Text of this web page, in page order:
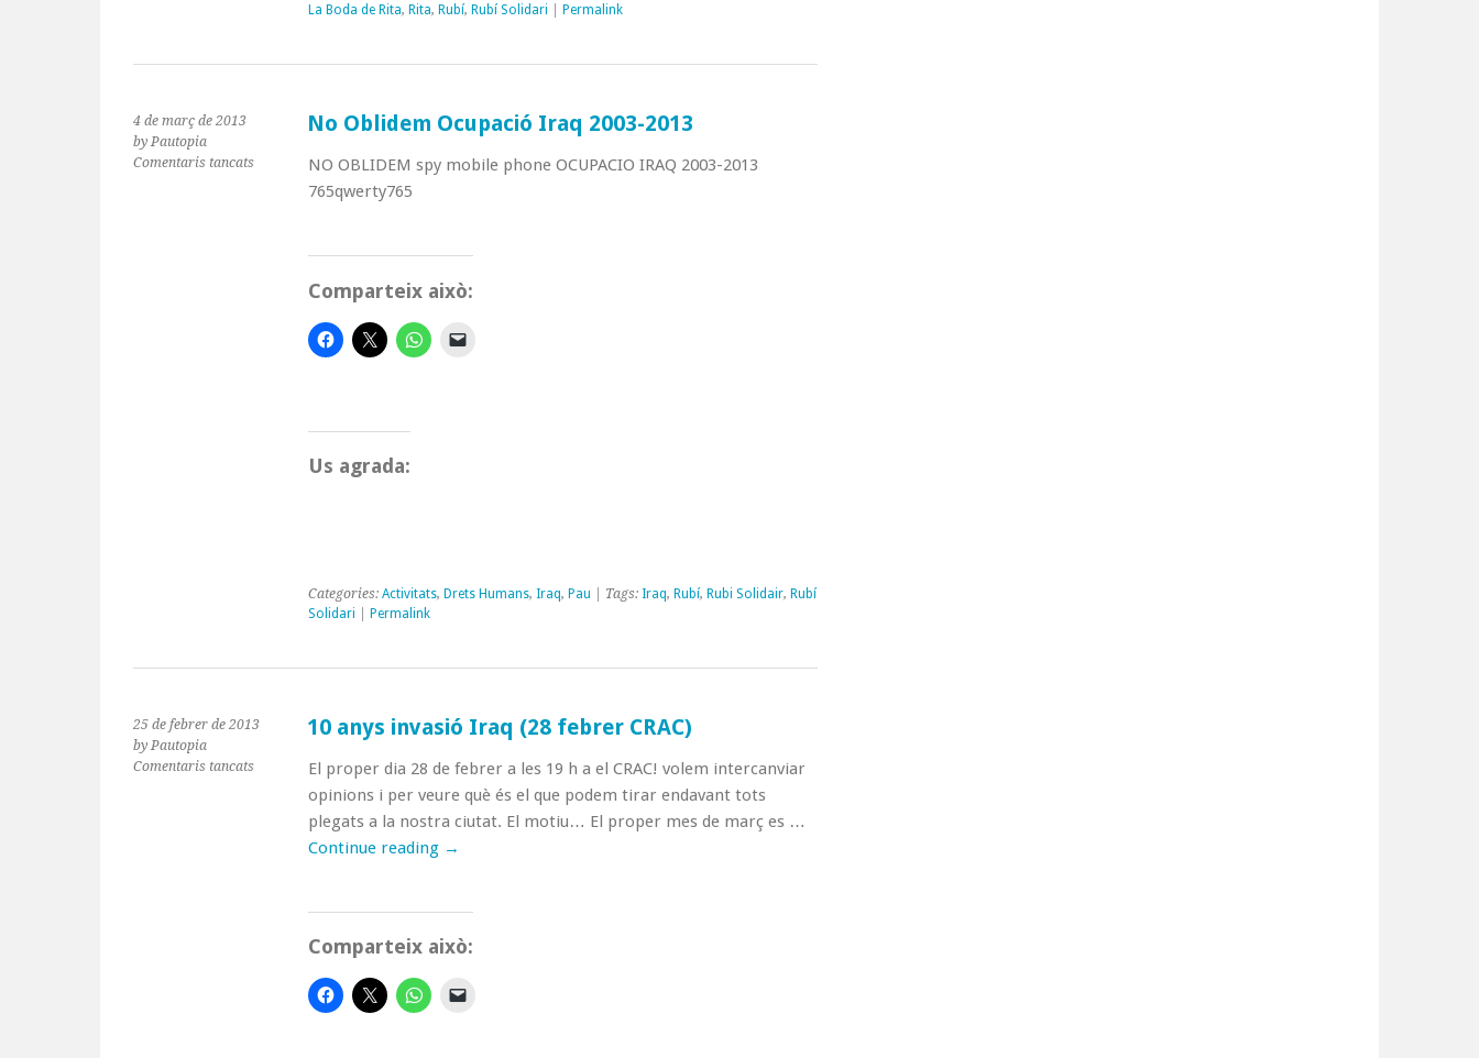
La Boda de Rita, Rita, Rubí, Rubí Solidari Permalink
4 de març de 2013
by Pautopia
Comentaris tancatsa
No Oblidem Ocupació Iraq 2003-2013
NO OBLIDEM spy mobile phone OCUPACIO IRAQ 2003-2013
765qwerty765
Comparteix això:
Us agrada:
Categories: Activitats, Drets Humans, Iraq, Pau | Tags: Iraq, Rubí, Rubi Solidair, Rubí
Solidari
Permalink
25 de febrer de 2013
by Pautopia
Comentaris tancatsa
10 anys invasió Iraq (28 febrer CRAC)
El proper dia 28 de febrer a les 19 h a el CRAC! volem intercanviar
opinions i per veure què és el que podem tirar endavant tots
plegats a la nostra ciutat. El motiu… El proper mes de març es …
Continue reading →
Comparteix això: